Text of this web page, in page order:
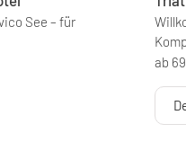
See – für
ab